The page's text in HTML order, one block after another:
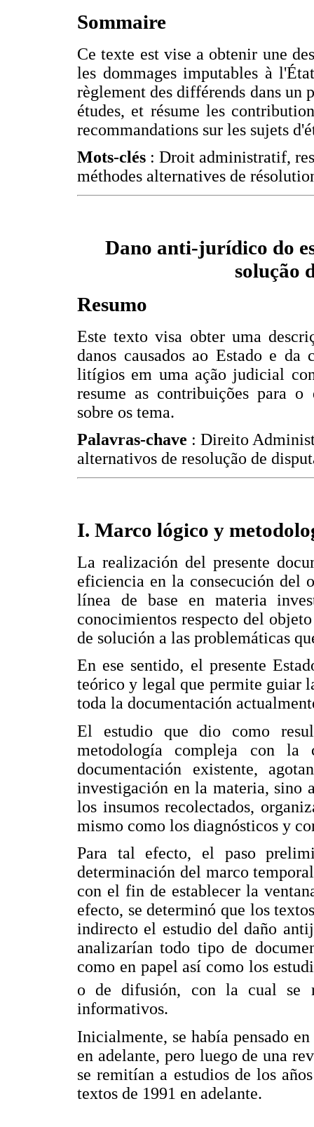
Sommaire
Ce texte est vise a obtenir une
les dommages imputables à
règlement des différends dans un
études, et résume les
recommandations sur les sujets
Mots-clés : Droit administratif,
méthodes alternatives de
Dano anti-jurídico do
solução
Resumo
Este texto visa obter uma
danos causados ao Estado e
litígios em uma ação judicial
resume as contribuições para o
sobre os tema.
Palavras-chave : Direito
alternativos de resolução de
I. Marco lógico y
La realización del presente
eficiencia en la consecución del
línea de base en materia
conocimientos respecto del
de solución a las problemáticas
En ese sentido, el presente
teórico y legal que permite guiar
toda la documentación
El estudio que dio como
metodología compleja con
documentación existente,
investigación en la materia, sino
los insumos recolectados,
mismo como los diagnósticos y
Para tal efecto, el paso
determinación del marco
con el fin de establecer la
efecto, se determinó que los
indirecto el estudio del daño
analizarían todo tipo de
como en papel así como los
o de difusión, con la cual se
informativos.
Inicialmente, se había pensado
en adelante, pero luego de una
se remitían a estudios de los
textos de 1991 en adelante.